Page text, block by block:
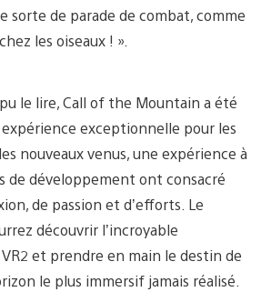
sorte de parade de combat, comme
les oiseaux ! ».
le lire, Call of the Mountain a été
exceptionnelle pour les
nouveaux venus, une expérience à
de développement ont consacré
de passion et d’efforts. Le
découvrir l’incroyable
et prendre en main le destin de
le plus immersif jamais réalisé.